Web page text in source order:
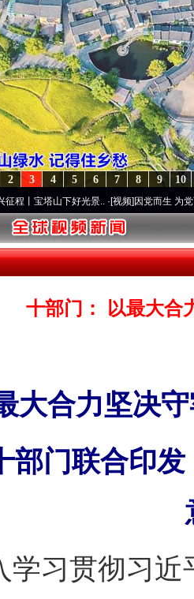
10
9
8
7
6
5
4
3
2
山下好光景..·[视频]因党而生 为党而战——
十部门： 以最大合
大合力坚决
部门联合印
贯彻习近